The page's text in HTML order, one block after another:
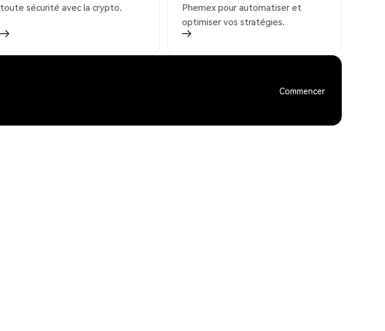
toute sécurité avec la crypto.
Phemex pour automatiser et
optimiser vos stratégies.
Commencer